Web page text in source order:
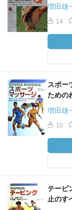
増田雄
14
スポー
ための
増田雄
10
テーピ
止のす